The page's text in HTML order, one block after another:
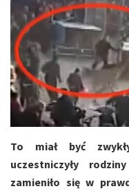
To miał być
uczestniczyły
zamieniło się w